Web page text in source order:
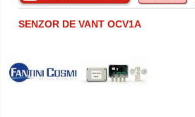
SENZOR DE VANT OCV1A